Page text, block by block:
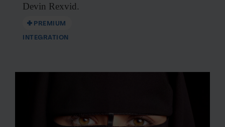
Devin Rexvid.
PREMIUM
INTEGRATION